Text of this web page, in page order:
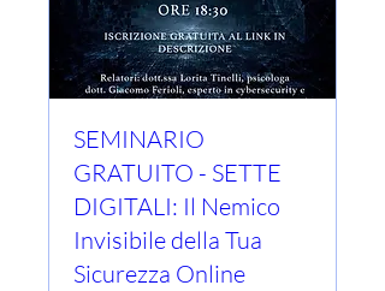
SEMINARIO
GRATUITO - SETTE
DIGITALI: Il Nemico
Invisibile della Tua
Sicurezza Online